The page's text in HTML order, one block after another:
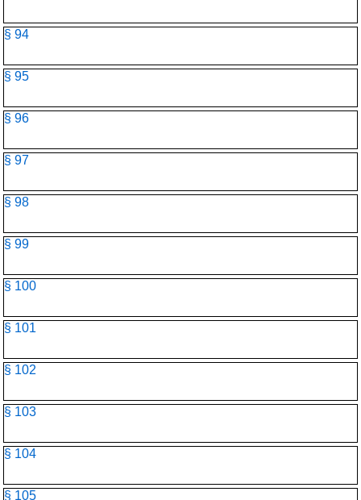
§ 94
§ 95
§ 96
§ 97
§ 98
§ 99
§ 100
§ 101
§ 102
§ 103
§ 104
§ 105